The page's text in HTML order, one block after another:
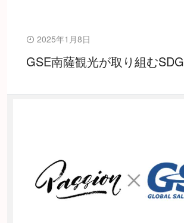
2025年1月8日
GSE南薩観光が取り組む